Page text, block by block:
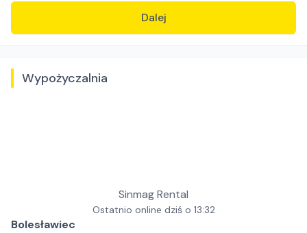
Dalej
Wypożyczalnia
Sinmag Rental
Ostatnio online dziś o 13:32
Bolesławiec